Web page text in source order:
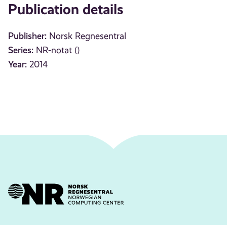
Publication details
Publisher: Norsk Regnesentral
Series: NR-notat ()
Year: 2014